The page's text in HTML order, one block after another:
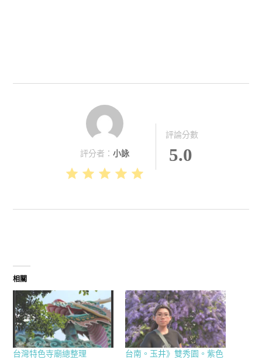
評分者： 小詠
評論分數
5.0
相關
台灣特色寺廟總整理
台南。玉井》雙秀園。紫色